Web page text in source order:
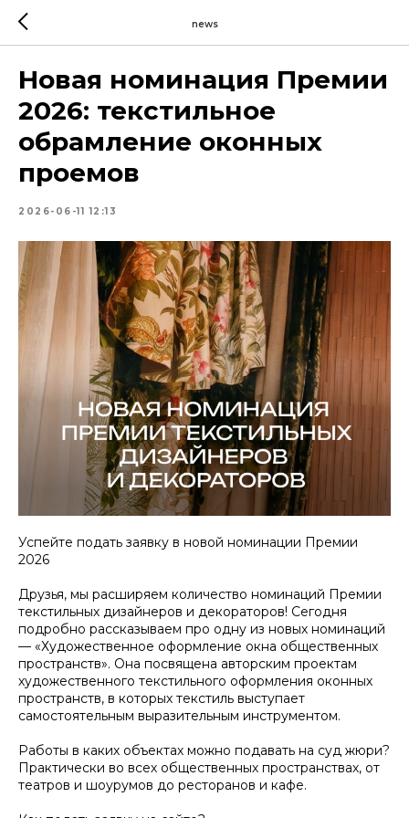
news
Новая номинация Премии
2026: текстильное
обрамление оконных
проемов
2026-06-11 12:13
Успейте подать заявку в новой номинации Премии
2026
Друзья, мы расширяем количество номинаций Премии
текстильных дизайнеров и декораторов! Сегодня
подробно рассказываем про одну из новых номинаций
— «Художественное оформление окна общественных
пространств». Она посвящена авторским проектам
художественного текстильного оформления оконных
пространств, в которых текстиль выступает
самостоятельным выразительным инструментом.
Работы в каких объектах можно подавать на суд жюри?
Практически во всех общественных пространствах, от
театров и шоурумов до ресторанов и кафе.